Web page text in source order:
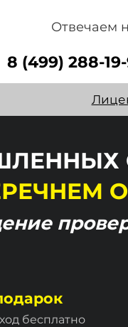
Отвечаем
8 (499) 288-
бесплатно